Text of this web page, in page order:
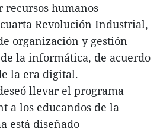
humanos
Revolución Industrial,
organización y gestión
la informática, de acuerdo
la era digital.
llevar el programa
a los educandos de la
está diseñado